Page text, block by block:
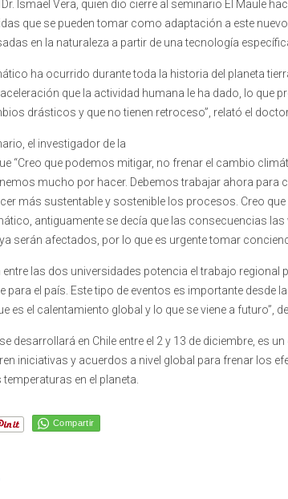
Ismael Vera, quien dio cierre al seminario El Maule
que se pueden tomar como adaptación a este
en la naturaleza a partir de una tecnología
ha ocurrido durante toda la historia del planeta
que la actividad humana le ha dado, lo que
drásticos y que no tienen retroceso”, relató el doctor
el investigador de la
“Creo que podemos mitigar, no frenar el cambio
mucho por hacer. Debemos trabajar ahora para
más sustentable y sostenible los procesos. Creo
antiguamente se decía que las consecuencias
serán afectados, por lo que es urgente tomar
entre las dos universidades potencia el trabajo regional
para el país. Este tipo de eventos es importante desde
es el calentamiento global y lo que se viene a futuro”,
se desarrollará en Chile entre el 2 y 13 de diciembre, es
iniciativas y acuerdos a nivel global para frenar los
en el planeta.
Compartir